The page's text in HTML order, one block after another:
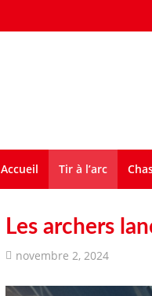
Accueil Tir à l’arc
Les archers
novembre 2, 2024